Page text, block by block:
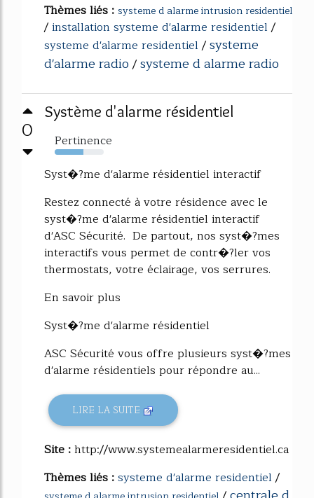
Thèmes liés : systeme d alarme intrusion residentiel
/installation systeme d'alarme residentiel/
systeme d'alarme residentiel/systeme
d'alarme radio/systeme d alarme radio
0
Système d'alarme résidentiel
Pertinence
59%
Syst�?me d'alarme résidentiel interactif
Restez connecté à votre résidence avec le
syst�?me d'alarme résidentiel interactif
d'ASC Sécurité. De partout, nos syst�?mes
interactifs vous permet de contr�?ler vos
thermostats, votre éclairage, vos serrures.
En savoir plus
Syst�?me d'alarme résidentiel
ASC Sécurité vous offre plusieurs syst�?mes
d'alarme résidentiels pour répondre au...
LIRE LA SUITE
Site :http://www.systemealarmeresidentiel.ca
Thèmes liés :systeme d'alarme residentiel/